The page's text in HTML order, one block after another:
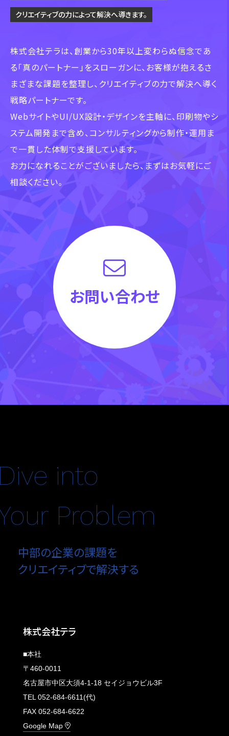
クリエイティブの力によって解決へ導きます。
株式会社テラは、創業から30年以上変わらぬ信念であ
る「真のパートナー」をスローガンに、 お客様が抱えるさ
まざまな課題を整理し、クリエイティブの力で解決へ導く
戦略パートナーです。
WebサイトやUI/UX設計・デザインを主軸に、印刷物やシ
ステム開発まで含め、 コンサルティングから制作・運用ま
で一貫した体制で支援しています。
お力になれることがございましたら、まずはお気軽にご
相談ください。
お問い合わせ
into
Problem
中部の企業の課題を
クリエイティブで解決する
株式会社テラ
■本社
〒460-0011
名古屋市中区大須4-1-18 セイジョウビル3F
TEL 052-684-6611(代)
FAX 052-684-6622
Google Map